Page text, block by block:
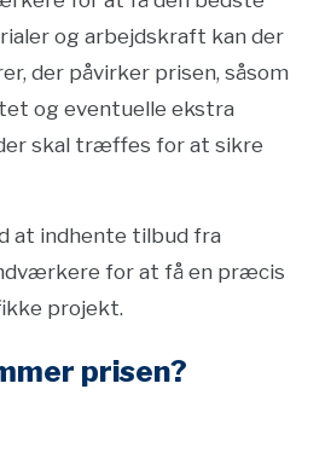
og arbejdskraft kan der
der påvirker prisen, såsom
og eventuelle ekstra
skal træffes for at sikre
at indhente tilbud fra
for at få en præcis
projekt.
prisen?